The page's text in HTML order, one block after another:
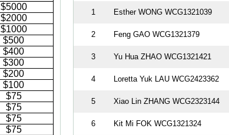
$5000
$2000
$1000
$500
$400
$300
$200
$100
$75
$75
$75
$75
1 Esther WONG WCG1321039
2 Feng GAO WCG1321379
3 Yu Hua ZHAO WCG1321421
4 Loretta Yuk LAU WCG2423362
5 Xiao Lin ZHANG WCG2323144
6 Kit Mi FOK WCG1321324